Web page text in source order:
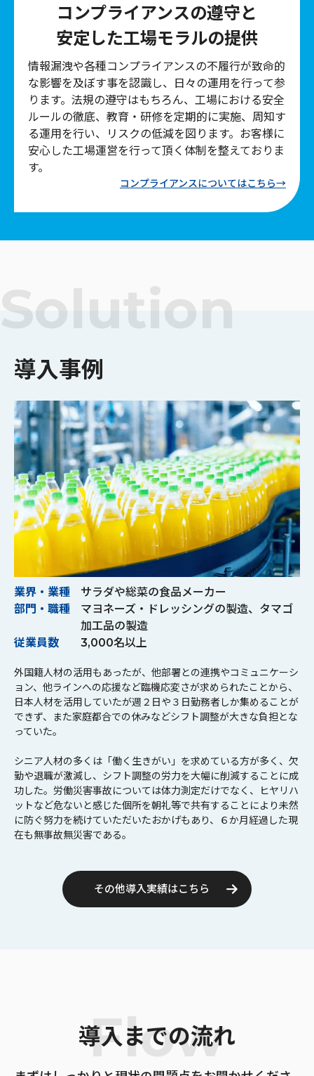
コンプライアンスの遵守と
安定した工場モラルの提供
情報漏洩や各種コンプライアンスの不履行が致命的
な影響を及ぼす事を認識し、日々の運用を行って参
ります。法規の遵守はもちろん、工場における安全
ルールの徹底、教育・研修を定期的に実施、周知す
る運用を行い、リスクの低減を図ります。お客様に
安心した工場運営を行って頂く体制を整えておりま
す。
コンプライアンスについてはこちら→
Solution
導入事例
業界・業種
サラダや総菜の食品メーカー
部門・職種
マヨネーズ・ドレッシングの製造、タマゴ
加工品の製造
従業員数
3,000名以上
外国籍人材の活用もあったが、他部署との連携やコミュニケーシ
ョン、他ラインへの応援など臨機応変さが求められたことから、
日本人材を活用していたが週２日や３日勤務者しか集めることが
できず、また家庭都合での休みなどシフト調整が大きな負担とな
っていた。
シニア人材の多くは「働く生きがい」を求めている方が多く、欠
勤や退職が激減し、シフト調整の労力を大幅に削減することに成
功した。労働災害事故については体力測定だけでなく、ヒヤリハ
ットなど危ないと感じた個所を朝礼等で共有することにより未然
に防ぐ努力を続けていただいたおかげもあり、６か月経過した現
在も無事故無災害である。
その他導入実績はこちら
導入までの流れ
Flow